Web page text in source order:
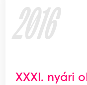
2016
XXXI. nyári